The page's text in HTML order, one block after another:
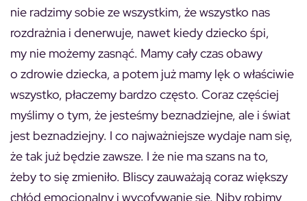
nie radzimy sobie ze wszystkim, że wszystko nas
rozdrażnia i denerwuje, nawet kiedy dziecko śpi,
my nie możemy zasnąć. Mamy cały czas obawy
o zdrowie dziecka, a potem już mamy lęk o właściwie
wszystko, płaczemy bardzo często. Coraz częściej
myślimy o tym, że jesteśmy beznadziejne, ale i świat
jest beznadziejny. I co najważniejsze wydaje nam się,
że tak już będzie zawsze. I że nie ma szans na to,
żeby to się zmieniło. Bliscy zauważają coraz większy
chłód emocjonalny i wycofywanie się. Niby robimy